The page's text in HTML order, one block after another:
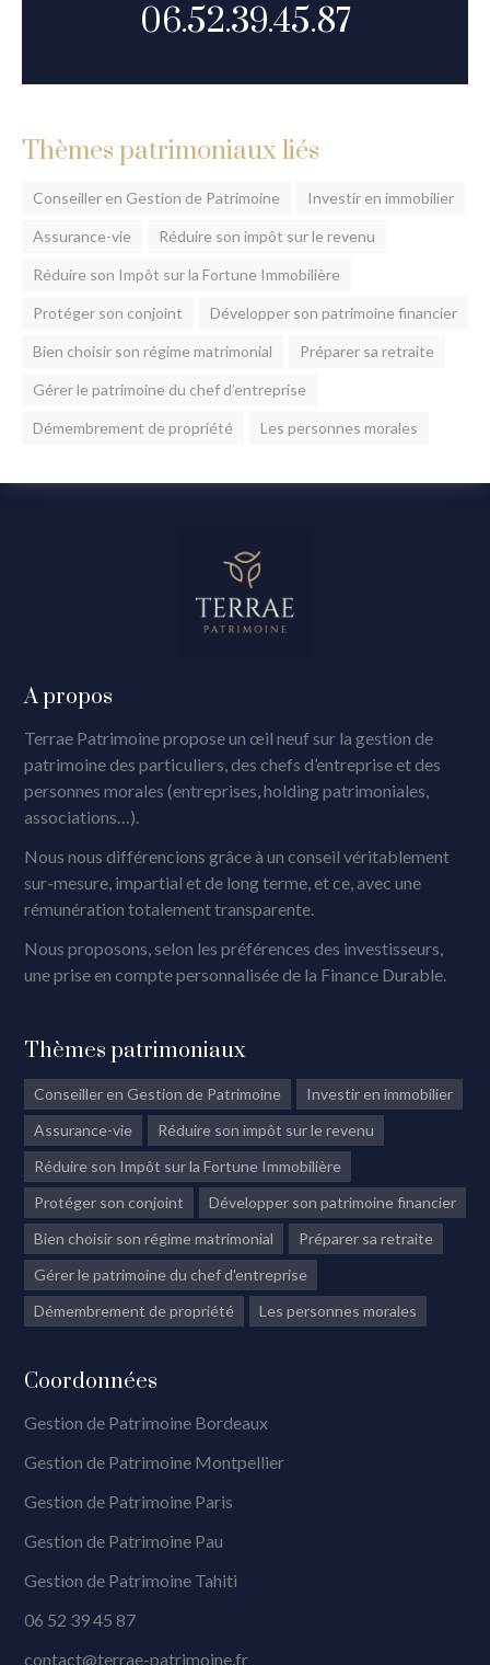
06.52.39.45.87
Thèmes patrimoniaux liés
Conseiller en Gestion de Patrimoine Investir en immobilier
Assurance-vie Réduire son impôt sur le revenu
Réduire son Impôt sur la Fortune Immobilière
Protéger son conjoint Développer son patrimoine financier
Bien choisir son régime matrimonial Préparer sa retraite
Gérer le patrimoine du chef d’entreprise
Démembrement de propriété Les personnes morales
A propos
Terrae Patrimoine propose un œil neuf sur la gestion de
patrimoine des particuliers, des chefs d’entreprise et des
personnes morales (entreprises, holding patrimoniales,
associations…).
Nous nous différencions grâce à un conseil véritablement
sur-mesure, impartial et de long terme, et ce, avec une
rémunération totalement transparente.
Nous proposons, selon les préférences des investisseurs,
une prise en compte personnalisée de la Finance Durable.
Thèmes patrimoniaux
Conseiller en Gestion de Patrimoine
Investir en immobilier
Assurance-vie
Réduire son impôt sur le revenu
Réduire son Impôt sur la Fortune Immobilière
Protéger son conjoint
Développer son patrimoine financier
Bien choisir son régime matrimonial
Préparer sa retraite
Gérer le patrimoine du chef d'entreprise
Démembrement de propriété
Les personnes morales
Coordonnées
Gestion de Patrimoine Bordeaux
Gestion de Patrimoine Montpellier
Gestion de Patrimoine Paris
Gestion de Patrimoine Pau
Gestion de Patrimoine Tahiti
06 52 39 45 87
contact@terrae-patrimoine.fr